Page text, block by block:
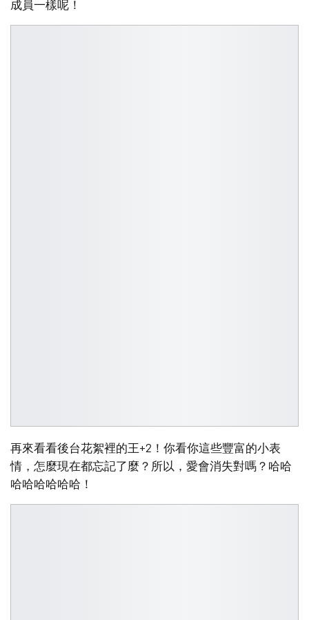
成員一樣呢！
再來看看後台花絮裡的王+2！你看你這些豐富的小表
情，怎麼現在都忘記了麼？所以，愛會消失對嗎？哈哈
哈哈哈哈哈哈！